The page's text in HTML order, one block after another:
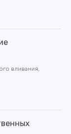
вливания,